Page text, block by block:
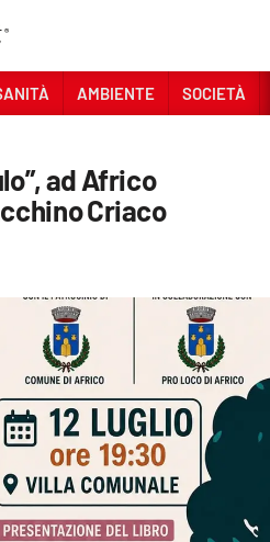
AMBIENTE SOCIETÀ
ad Africo
Criaco